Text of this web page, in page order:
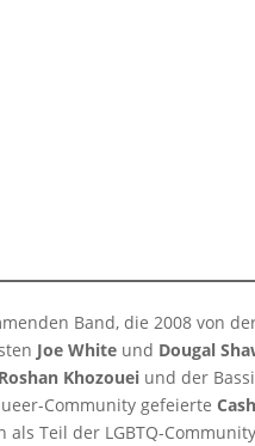
Band, die 2008 von
Joe White und Dougal
Roshan Khozouei und der
Community gefeierte
als Teil der LGBTQ-